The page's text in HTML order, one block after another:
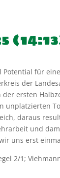
für
der
der ersten
unplatzierten
daraus
und
uns erst
2/1;